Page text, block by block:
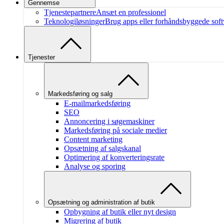
Gennemse
TjenestepartnereAnsæt en professionel
TeknologiløsningerBrug apps eller forhåndsbyggede
Tjenester
Markedsføring og salg
E-mailmarkedsføring
SEO
Annoncering i søgemaskiner
Markedsføring på sociale medier
Content marketing
Opsætning af salgskanal
Optimering af konverteringsrate
Analyse og sporing
Opsætning og administration af butik
Opbygning af butik eller nyt design
Migrering af butik